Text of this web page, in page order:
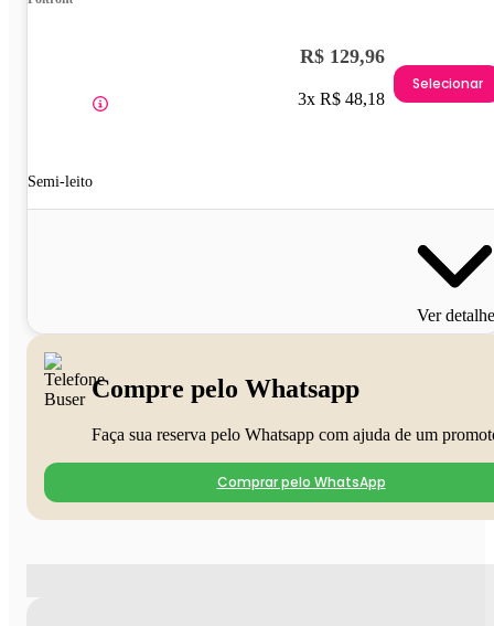
Semi-leito
R$ 129,96
3x R$ 48,18
Selecionar
Ver
Compre pelo Whatsapp
Faça sua reserva pelo Whatsapp com ajuda de um
Comprar pelo WhatsApp